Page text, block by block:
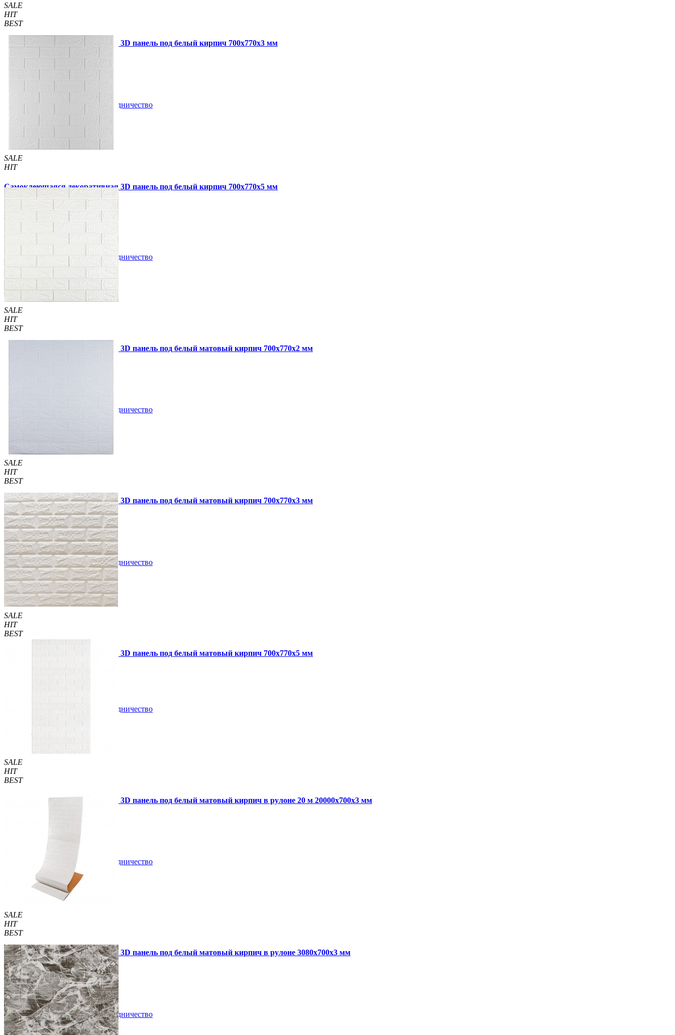
SALE
HIT
BEST
Самоклеющаяся декоративная 3D панель под белый кирпич 700x770x3 мм
/шт 110 грн.
Купить В закладки Сотрудничество
SALE
HIT
Самоклеющаяся декоративная 3D панель под белый кирпич 700x770x5 мм
130 грн. /шт
Купить В закладки Сотрудничество
SALE
HIT
BEST
Самоклеющаяся декоративная 3D панель под белый матовый кирпич 700x770x2 мм
Сотрудничество
SALE
HIT
BEST
Самоклеющаяся декоративная 3D панель под белый матовый кирпич 700x770x3 мм
55 грн./шт 110 грн. /шт
Купить В закладки Сотрудничество
SALE
HIT
BEST
Самоклеющаяся декоративная 3D панель под белый матовый кирпич 700x770x5 мм
Купить Сотрудничество
SALE
HIT
BEST
Самоклеющаяся декоративная 3D панель под белый матовый кирпич в рулоне 20 м 20000x700x3 мм
Купить В закладки Сотрудничество
SALE
HIT
BEST
Самоклеющаяся декоративная 3D панель под белый матовый кирпич в рулоне 3080x700x3 мм
289 грн./шт 500 грн./шт
Купить В закладки Сотрудничество